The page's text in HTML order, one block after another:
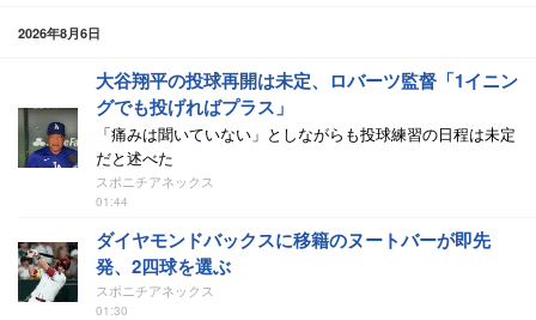
2026年8月6日
大谷翔平の投球再開は未定、ロバーツ監督「1イニン
グでも投げればプラス」
「痛みは聞いていない」としながらも投球練習の日程は未定
だと述べた
スポニチアネックス
01:44
ダイヤモンドバックスに移籍のヌートバーが即先
発、2四球を選ぶ
スポニチアネックス
01:30